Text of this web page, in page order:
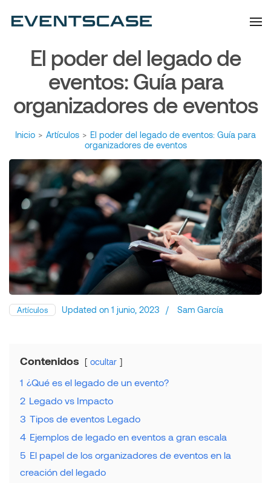
El poder del legado de
eventos: Guía para
organizadores de eventos
Inicio > Artículos > El poder del legado de eventos: Guía para
organizadores de eventos
Artículos Updated on 1 junio, 2023 / Sam García
Contenidos ocultar
1 ¿Qué es el legado de un evento?
2 Legado vs Impacto
3 Tipos de eventos Legado
4 Ejemplos de legado en eventos a gran escala
5 El papel de los organizadores de eventos en la
creación del legado